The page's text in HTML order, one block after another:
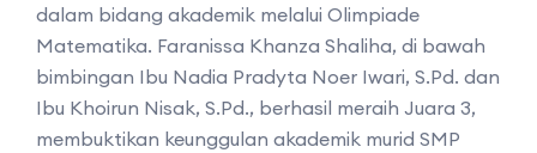
dalam bidang akademik melalui Olimpiade
Matematika. Faranissa Khanza Shaliha, di bawah
bimbingan Ibu Nadia Pradyta Noer Iwari, S.Pd. dan
Ibu Khoirun Nisak, S.Pd., berhasil meraih Juara 3,
membuktikan keunggulan akademik murid SMP